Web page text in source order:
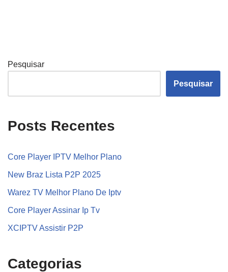
Pesquisar
Pesquisar
Posts Recentes
Core Player IPTV Melhor Plano
New Braz Lista P2P 2025
Warez TV Melhor Plano De Iptv
Core Player Assinar Ip Tv
XCIPTV Assistir P2P
Categorias